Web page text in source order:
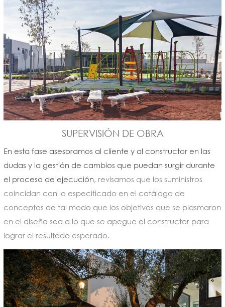
SUPERVISIÓN DE OBRA
En esta fase asesoramos al cliente y al constructor en las
dudas y la gestión de cambios que puedan surgir durante
el proceso de ejecución, revisamos que los suministros
coincidan con lo especificado en el catálogo de
conceptos de tal modo que los objetivos que se plasmaron
en el diseño sea a lo que se apegue el constructor para
lograr el resultado esperado.